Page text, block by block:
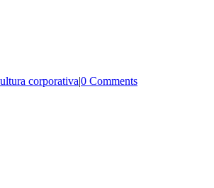
corporativa|0 Comments